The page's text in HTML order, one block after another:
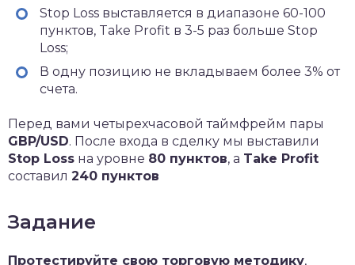
Stop Loss выставляется в диапазоне 60-100
пунктов, Take Profit в 3-5 раз больше Stop
Loss;
В одну позицию не вкладываем более 3% от
счета.
Перед вами четырехчасовой таймфрейм пары
GBP/USD. После входа в сделку мы выставили
Stop Loss на уровне 80 пунктов, а Take Profit
составил 240 пунктов
Задание
Протестируйте свою торговую методику,